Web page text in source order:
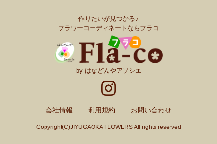
作りたいが見つかる♪
フラワーコーディネートならフラコ
by はなどんやアソシエ
会社情報 利用規約 お問い合わせ
Copyright(C)JIYUGAOKA FLOWERS All rights reserved